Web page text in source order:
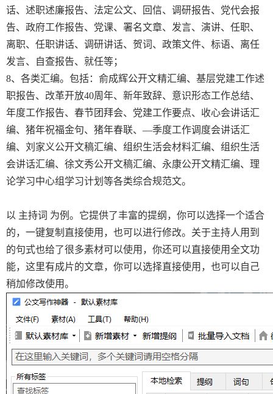
话、述职述廉报告、法定公文、回信、调研报告、党代会报
告、政府工作报告、党课、署名文章、发言、演讲、任职、
离职、任职讲话、调研讲话、贺词、政策文件、标语、离任
发言、自查报告、就任等；
8、各类汇编。包括：俞成辉公开文精汇编、基层党建工作述
职报告、改革开放40周年、新年致辞、意识形态工作总结、
年度工作报告、春节团拜会、党建工作要点、收心会讲话汇
编、猪年祝福金句、猪年春联、—季度工作调度会讲话汇
编、刘家义公开文稿汇编、组织生活会材料汇编、组织生活
会讲话汇编、徐文秀公开文稿汇编、永康公开文精汇编、理
论学习中心组学习计划等各类综合规范文。
以 主持词 为例。它提供了丰富的提纲，你可以选择一个适合
的，一键复制直接使用，也可以进行修改。关于主持人用到
的句式也给了很多素材可以使用，你还可以直接使用全文功
能，这里有成片的文章，你可以选择直接使用，也可以自己
稍加修改使用。